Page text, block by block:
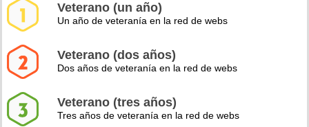
Veterano (un año)
Un año de veteranía en la red de webs
Veterano (dos años)
Dos años de veteranía en la red de webs
Veterano (tres años)
Tres años de veteranía en la red de webs